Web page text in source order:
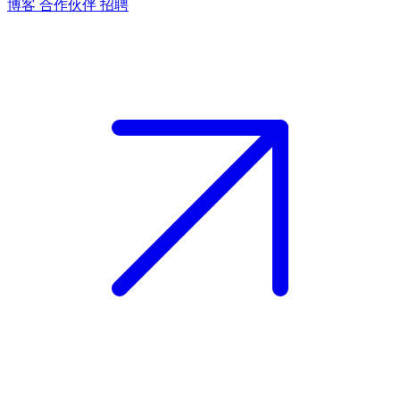
博客 合作伙伴 招聘